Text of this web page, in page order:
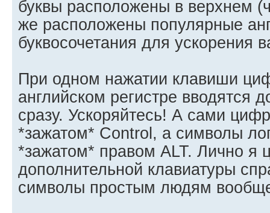
буквы расположены в верхнем
же расположены популярные
буквосочетания для ускорения
При одном нажатии клавиши
английском регистре вводятся
сразу. Ускоряйтесь! А сами
*зажатом* Control, а символы
*зажатом* правом ALT. Лично я
дополнительной клавиатуры
символы простым людям